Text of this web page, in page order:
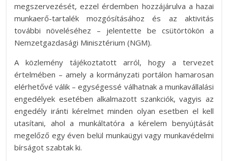
megszervezését, ezzel érdemben hozzájárulva a hazai
munkaerő-tartalék mozgósításához és az aktivitás
további növeléséhez – jelentette be csütörtökön a
Nemzetgazdasági Minisztérium (NGM).
A közlemény tájékoztatott arról, hogy a tervezet
értelmében – amely a kormányzati portálon hamarosan
elérhetővé válik – egységessé válhatnak a munkavállalási
engedélyek esetében alkalmazott szankciók, vagyis az
engedély iránti kérelmet minden olyan esetben el kell
utasítani, ahol a munkáltatóra a kérelem benyújtását
megelőző egy éven belül munkaügyi vagy munkavédelmi
bírságot szabtak ki.